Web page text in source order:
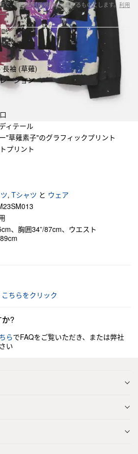
で、HBXの利用規約に同意するものとします。 利用
ー
袖 (草薙)
ーション
ィテール
"草薙素子"のグラフィックプリント
プリント
, Tシャツ と ウェア
、胸囲34”/87cm、ウエスト
こちらをクリック
?
らでFAQをご覧いただき、または弊社
い